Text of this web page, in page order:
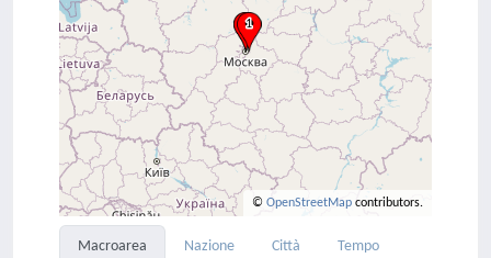
© OpenStreetMap contributors.
Macroarea Nazione Città Tempo